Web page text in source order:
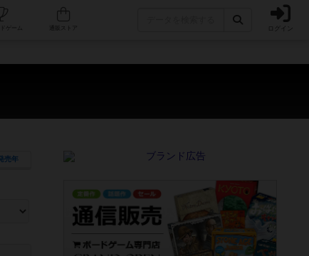
人気ボードゲーム ログイン
売年
マニュアルを読む時間や参加者へのルール説明時間は含まれていないため、初めて
う、中世ファンタジー・クッキング・海賊同士の対決など、ゲームコンセプトを絞
ドゲームに慣れている方向けの絞込機能です。例えば「ダイスロール」はランダ